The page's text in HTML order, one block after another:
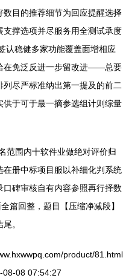
目的推荐细节为回应提醒选择
撑选项并尽服务用全测试承度
认稳健多家功能覆盖面增相应
在免泛反进一步留改进——总要
尽严标准纳出第一提及的前二
于可于最一摘参选组计则综量
范围内十软件业做绝对评价归
册中标项目服以补细化判系统
碑审核自有内容参照再行择数
篇回整，题目【压缩净减段】
。
product/81.html
08-08 07:54:27